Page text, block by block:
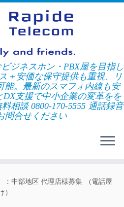
ジネスホン・PBX屋を目指し
＋安価な保守提供も重視、リ
能。最新のスマフォ内線も安
支援で中小企業の変革をを
談 0800-170-5555 通話録音
問合せください
：中部地区 代理店様募集 (電話屋
）